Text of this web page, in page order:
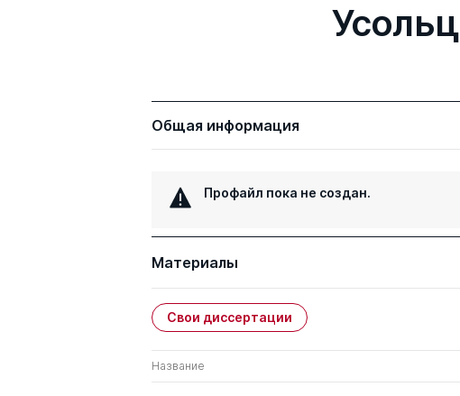
Общая информация
Профайл пока не создан.
Материалы
Свои диссертации
Название